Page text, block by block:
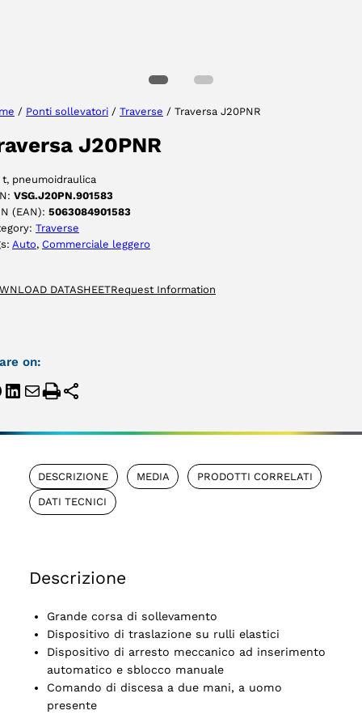
/ Ponti sollevatori / Traverse / Traversa J20PNR
J20PNR
t, pneumoidraulica
VSG.J20PN.901583
(EAN): 5063084901583
Traverse
Auto, Commerciale leggero
DATASHEETRequest Information
on:
DESCRIZIONE MEDIA PRODOTTI CORRELATI
DATI TECNICI
Descrizione
Grande corsa di sollevamento
Dispositivo di traslazione su rulli elastici
Dispositivo di arresto meccanico ad inserimento
automatico e sblocco manuale
Comando di discesa a due mani, a uomo
presente